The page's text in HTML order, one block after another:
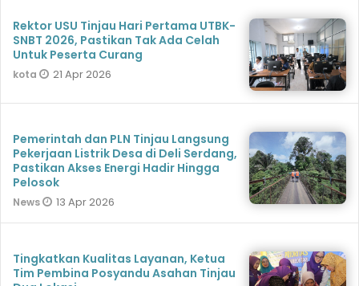
Rektor USU Tinjau Hari Pertama UTBK-
SNBT 2026, Pastikan Tak Ada Celah
Untuk Peserta Curang
kota 21 Apr 2026
Pemerintah dan PLN Tinjau Langsung
Pekerjaan Listrik Desa di Deli Serdang,
Pastikan Akses Energi Hadir Hingga
Pelosok
News 13 Apr 2026
Tingkatkan Kualitas Layanan, Ketua
Tim Pembina Posyandu Asahan Tinjau